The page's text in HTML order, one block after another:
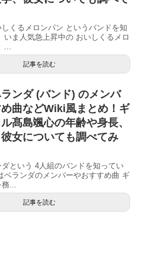
くるメロンパン というバンドを知
いま人気急上昇中の おいしくるメロ
記事を読む
ンダ (バンド) のメンバ
曲などWiki風まとめ！ギ
髙島颯心の年齢や身長、
女についても調べてみ
という 4人組のバンドを知ってい
ベランダのメンバーやおすすめ曲 ギ
...
記事を読む